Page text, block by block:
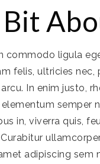
ligula
felis, ultricies
In enim justo,
in, viverra quis,
adipiscing sem